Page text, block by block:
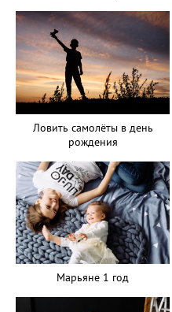
Ловить самолёты в день
рождения
Марьяне 1 год